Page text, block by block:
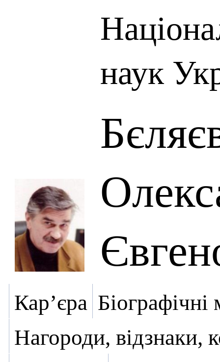
наук
Кар’єра Біографічні
Нагороди, відзнаки,